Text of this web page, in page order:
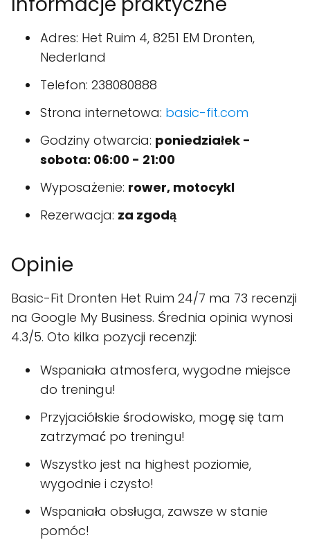
Adres: Het Ruim 4, 8251 EM Dronten,
Nederland
Telefon: 238080888
Strona internetowa: basic-fit.com
Godziny otwarcia: poniedziałek -
sobota: 06:00 - 21:00
Wyposażenie: rower, motocykl
Rezerwacja: za zgodą
Opinie
Basic-Fit Dronten Het Ruim 24/7 ma 73 recenzji
na Google My Business. Średnia opinia wynosi
4.3/5. Oto kilka pozycji recenzji:
Wspaniała atmosfera, wygodne miejsce
do treningu!
Przyjaciółskie środowisko, mogę się tam
zatrzymać po treningu!
Wszystko jest na highest poziomie,
wygodnie i czysto!
Wspaniała obsługa, zawsze w stanie
pomóc!